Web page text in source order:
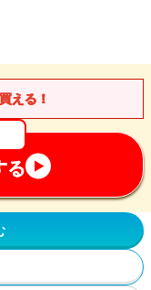
える！
る